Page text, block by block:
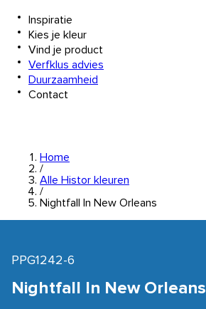
Inspiratie
Kies je kleur
Vind je product
Verfklus advies
Duurzaamheid
Contact
Home
/
Alle Histor kleuren
/
Nightfall In New Orleans
PPG1242-6
Nightfall In New Orleans